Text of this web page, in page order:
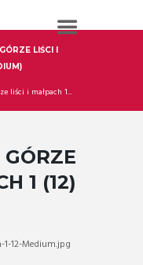
LIŚCI I
liści i małpach 1...
1 (12)